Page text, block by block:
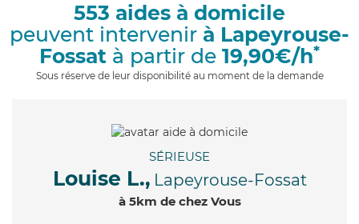
i
553 aides à domicile
peuvent intervenir à Lapeyrouse-
Fossat à partir de 19,90€/h*
Sous réserve de leur disponibilité au moment de la demande
SÉRIEUSE
Louise L., Lapeyrouse-Fossat
à 5km de chez Vous